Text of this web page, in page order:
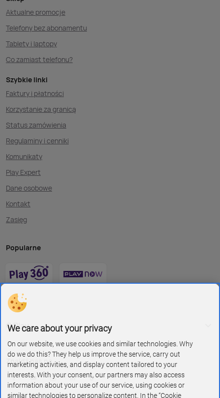
Aktualne promocje
Telefony bez abonamentu
Tablety i laptopy
Co zamiast telefonu?
Szybkie linki
Faktury i płatności
Korzystanie za granicą
Status zamówienia
Regulaminy i cenniki
Komunikaty
Play Expert
Dane osobowe
Kontakt
Zasięg
Popularne
O Play
Znajdź nas na
We care about your privacy
On our website, we use cookies and similar technologies. Why
do we do this? They help us improve the service, carry out
marketing activities, and display content tailored to your
interests. With your consent, our partners may also access
information about your use of our service, using cookies or
similar technologies to personalize content. In the “Cookie